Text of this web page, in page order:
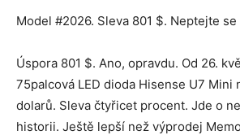
Model #2026. Sleva 801 $. Neptejte
Úspora 801 $. Ano, opravdu. Od 26.
75palcová LED dioda Hisense U7 Mini
dolarů. Sleva čtyřicet procent. Jde o
historii. Ještě lepší než výprodej